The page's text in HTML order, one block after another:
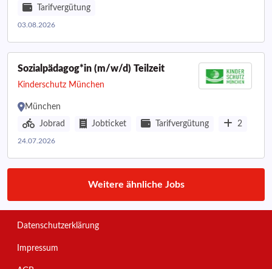
Tarifvergütung
03.08.2026
Sozialpädagog*in (m/w/d) Teilzeit
Kinderschutz München
München
Jobrad
Jobticket Tarifvergütung 2
24.07.2026
Weitere ähnliche Jobs
Datenschutzerklärung
Impressum